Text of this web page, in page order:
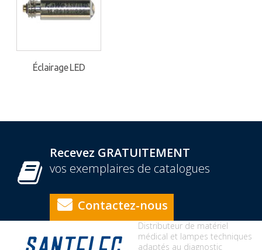
Éclairage LED
Recevez GRATUITEMENT
vos exemplaires de catalogues
Contactez-nous
Distributeur de matériel
médical et lampes techniques
adaptés au diagnostic